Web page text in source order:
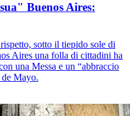
Buenos Aires:
sotto il tiepido sole di
Aires una folla di cittadini ha
una Messa e un “abbraccio
Mayo.